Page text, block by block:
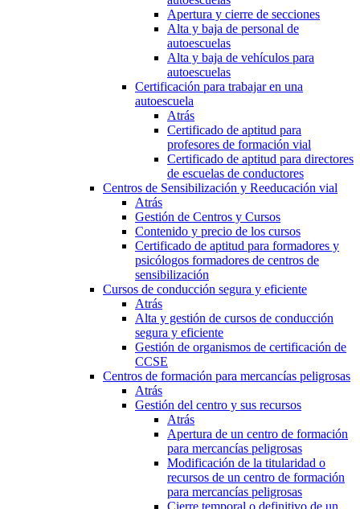
Apertura y cierre de secciones
Alta y baja de personal de
autoescuelas
Alta y baja de vehículos para
autoescuelas
Certificación para trabajar en una
autoescuela
Atrás
Certificado de aptitud para
profesores de formación vial
Certificado de aptitud para directores
de escuelas de conductores
Centros de Sensibilización y Reeducación vial
Atrás
Gestión de Centros y Cursos
Contenido y precio de los cursos
Certificado de aptitud para formadores y
psicólogos formadores de centros de
sensibilización
Cursos de conducción segura y eficiente
Atrás
Alta y gestión de cursos de conducción
segura y eficiente
Gestión de organismos de certificación de
CCSE
Centros de formación para mercancías peligrosas
Atrás
Gestión del centro y sus recursos
Atrás
Apertura de un centro de formación
para mercancías peligrosas
Modificación de la titularidad o
recursos de un centro de formación
para mercancías peligrosas